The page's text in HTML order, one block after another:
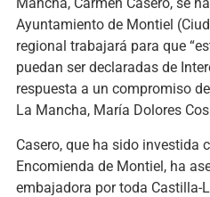
Mancha, Carmen Casero, se
Ayuntamiento de Montiel
regional trabajará para que
puedan ser declaradas de
respuesta a un compromiso
La Mancha, María Dolores
Casero, que ha sido investida
Encomienda de Montiel, ha
embajadora por toda Castilla-